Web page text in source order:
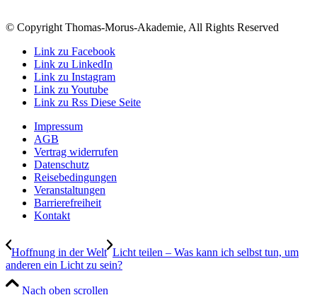
© Copyright Thomas-Morus-Akademie, All Rights Reserved
Link zu Facebook
Link zu LinkedIn
Link zu Instagram
Link zu Youtube
Link zu Rss Diese Seite
Impressum
AGB
Vertrag widerrufen
Datenschutz
Reisebedingungen
Veranstaltungen
Barrierefreiheit
Kontakt
Hoffnung in der Welt Licht teilen – Was kann ich selbst tun, um
anderen ein Licht zu sein?
Nach oben scrollen